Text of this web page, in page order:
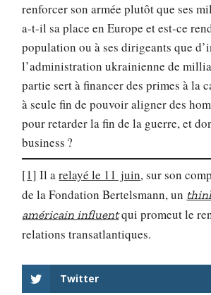
renforcer son armée plutôt que ses
a-t-il sa place en Europe et est-ce
population ou à ses dirigeants que
l’administration ukrainienne de
partie sert à financer des primes à la
à seule fin de pouvoir aligner des
pour retarder la fin de la guerre, et
business ?
[1] Il arelayé le 11 juin, sur son
de la Fondation Bertelsmann, un
américain influentqui promeut le
relations transatlantiques.
Twitter